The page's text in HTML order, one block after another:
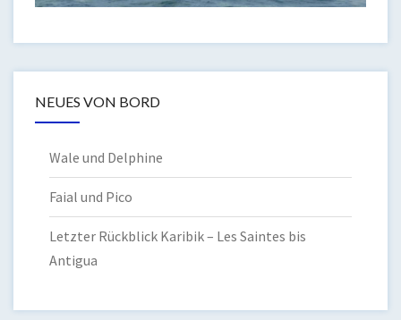
NEUES VON BORD
Wale und Delphine
Faial und Pico
Letzter Rückblick Karibik – Les Saintes bis
Antigua